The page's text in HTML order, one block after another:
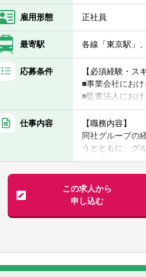
雇用形態 正社員
最寄駅 各線「東京駅」
応募条件
【必須経験・
■事業会社にお
■監査法人におけ
■語学力：社内
とれること
【歓迎経験・ス
■上場企業におけ
■有価証券報告
■会計方針の策定
■新会計基準導
■M&A、事業再
仕事内容
【職務内容】
同社グループの
うとともに、グ
役割を担ってい
【具体的には】
三菱ケミカルグ
の課題解決にも
しています。
この求人から
申し込む